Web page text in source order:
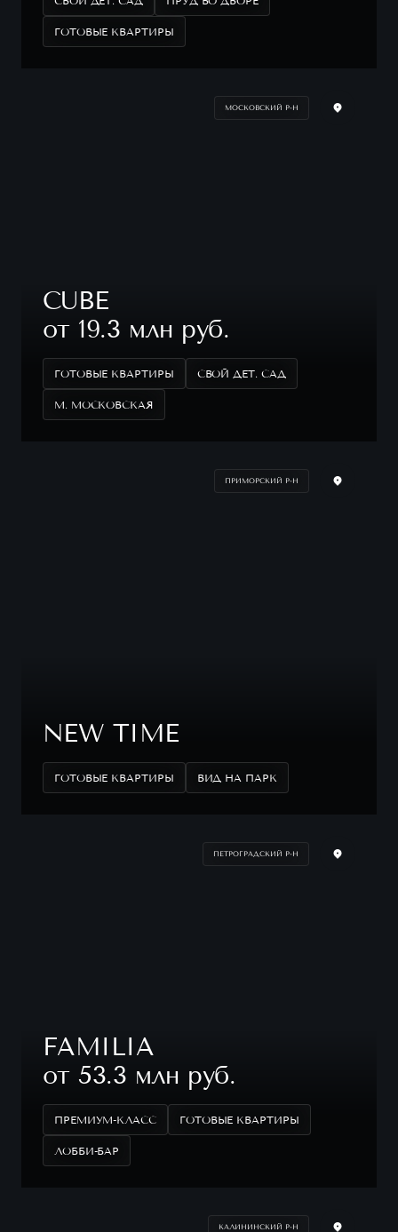
ГОТОВЫЕ КВАРТИРЫ
МОСКОВСКИЙ Р-Н
CUBE
от 19.3 млн руб.
ГОТОВЫЕ КВАРТИРЫ СВОЙ ДЕТ. САД
М. МОСКОВСКАЯ
ПРИМОРСКИЙ Р-Н
NEW TIME
ГОТОВЫЕ КВАРТИРЫ ВИД НА ПАРК
ПЕТРОГРАДСКИЙ Р-Н
FAMILIA
от 53.3 млн руб.
ПРЕМИУМ-КЛАСС ГОТОВЫЕ КВАРТИРЫ
ЛОББИ-БАР
КАЛИНИНСКИЙ Р-Н